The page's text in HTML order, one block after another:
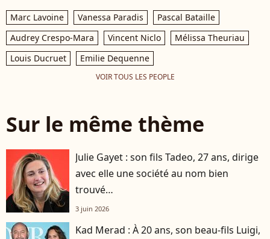
Marc Lavoine Vanessa Paradis
Pascal Bataille
Audrey Crespo-Mara
Vincent Niclo
Mélissa Theuriau
Louis Ducruet
Emilie Dequenne
VOIR TOUS LES PEOPLE
Sur le même thème
Julie Gayet : son fils Tadeo, 27 ans, dirige
avec elle une société au nom bien
trouvé…
3 juin 2026
Kad Merad : À 20 ans, son beau-fils Luigi,